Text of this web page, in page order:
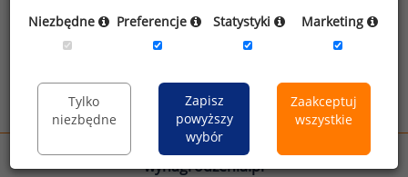
Oświadczam, że zapoznałem się z treścią
informacji na temat przetwarzania
Wyślij
wynagrodzenia.pl
Niezbędne Preferencje Statystyki Marketing
Tylko
niezbędne
Zapisz
powyższy
wybór
Zaakceptuj
wszystkie